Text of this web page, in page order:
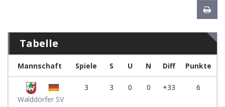
Tabelle
Mannschaft Spiele S U N Diff Punkte
Walddörfer SV
3 3 0 0 +33 6